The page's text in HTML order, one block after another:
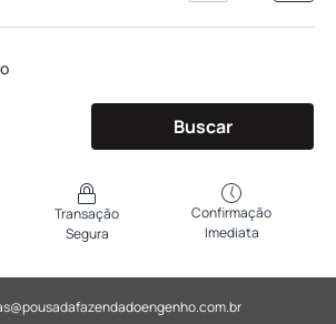
Buscar
Transação
Segura
Confirmação
Imediata